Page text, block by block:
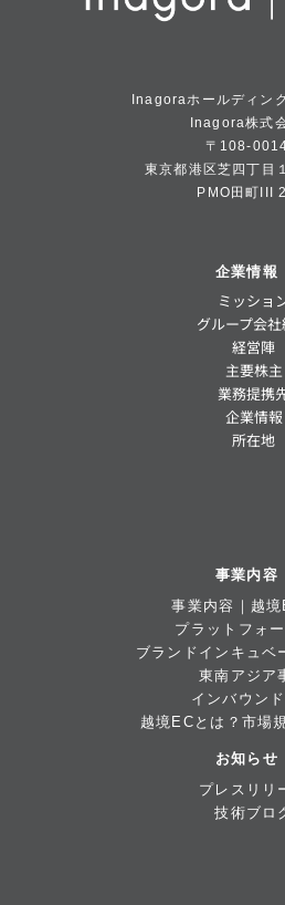
Inagoraホールディン
Inagora株式
〒108-
東京都港区芝四丁目
PMO田町III
企業情報
ミッショ
グループ会
経営陣
主要株主
業務提携
企業情報
所在地
事業内容
事業内容｜越境
プラットフォ
ブランドインキュベ
東南アジア
インバウン
越境ECとは？市場
お知らせ
プレスリリ
技術ブロ